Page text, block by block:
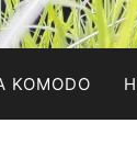
KOMODO